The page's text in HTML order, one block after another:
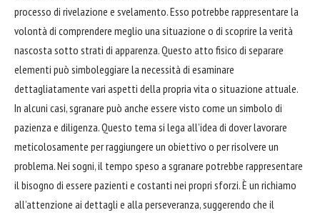
processo di rivelazione e svelamento. Esso potrebbe rappresentare la
volontà di comprendere meglio una situazione o di scoprire la verità
nascosta sotto strati di apparenza. Questo atto fisico di separare
elementi può simboleggiare la necessità di esaminare
dettagliatamente vari aspetti della propria vita o situazione attuale.
In alcuni casi, sgranare può anche essere visto come un simbolo di
pazienza e diligenza. Questo tema si lega all’idea di dover lavorare
meticolosamente per raggiungere un obiettivo o per risolvere un
problema. Nei sogni, il tempo speso a sgranare potrebbe rappresentare
il bisogno di essere pazienti e costanti nei propri sforzi. È un richiamo
all’attenzione ai dettagli e alla perseveranza, suggerendo che il